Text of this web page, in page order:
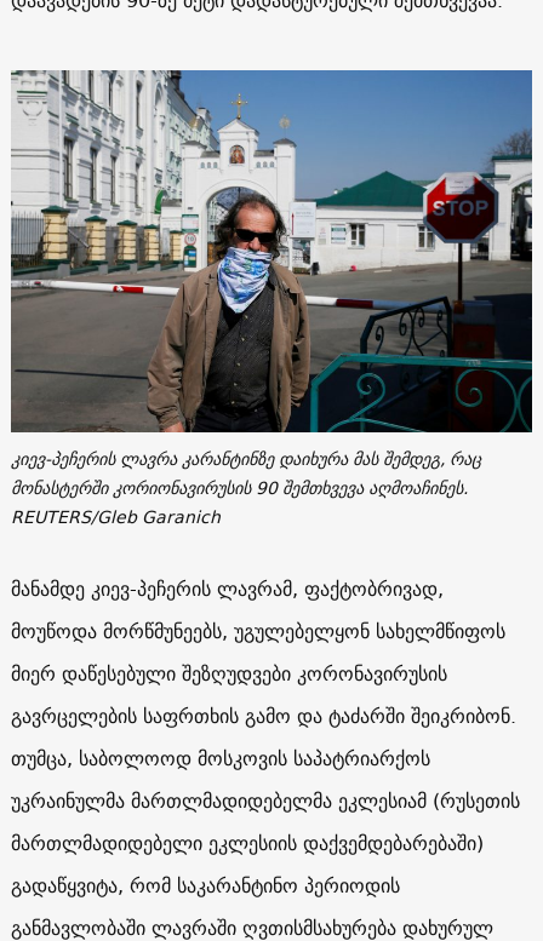
კიევ-პეჩერის ლავრა კარანტინზე დაიხურა მას შემდეგ, რაც
მონასტერში კორიონავირუსის 90 შემთხვევა აღმოაჩინეს.
REUTERS/Gleb Garanich
მანამდე კიევ-პეჩერის ლავრამ, ფაქტობრივად,
მოუწოდა მორწმუნეებს, უგულებელყონ სახელმწიფოს
მიერ დაწესებული შეზღუდვები კორონავირუსის
გავრცელების საფრთხის გამო და ტაძარში შეიკრიბონ.
თუმცა, საბოლოოდ მოსკოვის საპატრიარქოს
უკრაინულმა მართლმადიდებელმა ეკლესიამ (რუსეთის
მართლმადიდებელი ეკლესიის დაქვემდებარებაში)
გადაწყვიტა, რომ საკარანტინო პერიოდის
განმავლობაში ლავრაში ღვთისმსახურება დახურულ